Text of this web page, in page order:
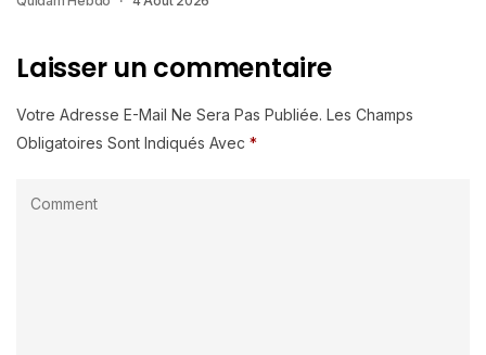
Laisser un commentaire
Votre Adresse E-Mail Ne Sera Pas Publiée. Les Champs
Obligatoires Sont Indiqués Avec *